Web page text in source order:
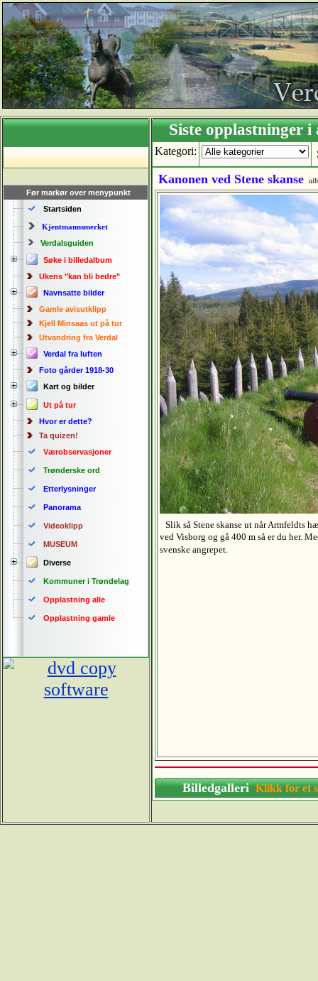
Før markør over menypunkt
Startsiden
Kjentmannsmerket
Verdalsguiden
Søke i billedalbum
Ukens "kan bli bedre"
Navnsatte bilder
Gamle avisutklipp
Kjell Minsaas ut på tur
Utvandring fra Verdal
Verdal fra luften
Foto gårder 1918-30
Kart og bilder
Ut på tur
Hvor er dette?
Ta quizen!
Værobservasjoner
Trønderske ord
Etterlysninger
Panorama
Videoklipp
MUSEUM
Diverse
Kommuner i Trøndelag
Opplastning alle
Opplastning gamle
Siste
Kategori:
Kanonen ved Stene skanse
Slik så Stene skanse ut når Armfeldts
ved Visborg og gå 400 m så er du her.
svenske angrepet.
BilledgalleriKlikk for